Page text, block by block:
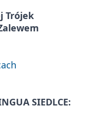
Trójek
SIEDLCE: